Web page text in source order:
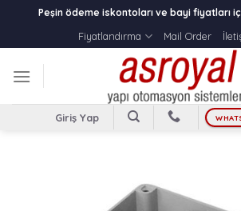
content
Peşin ödeme iskontoları ve bayi fiyatları
Fiyatlandırma
Mail Order
Giriş Yap